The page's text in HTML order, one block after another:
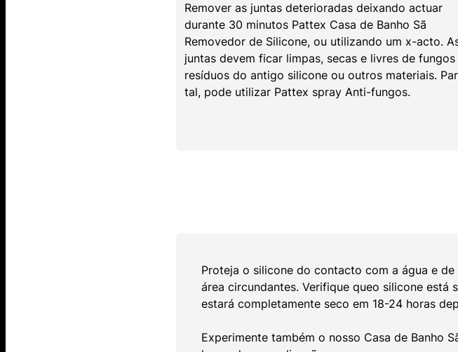
Remover as juntas deterioradas deixando actuar
durante 30 minutos Pattex Casa de Banho Sã
Removedor de Silicone, ou utilizando um x-acto.
juntas devem ficar limpas, secas e livres de fungos
resíduos do antigo silicone ou outros materiais.
tal, pode utilizar Pattex spray Anti-fungos.
Proteja o silicone do contacto com a água e de
área circundantes. Verifique queo silicone está
estará completamente seco em 18-24 horas
Experimente também o nosso Casa de Banho